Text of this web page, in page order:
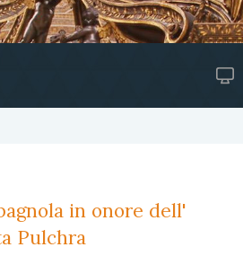
in onore dell'
Pulchra